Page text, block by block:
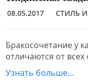
08.05.2017 СТИЛЬ
Бракосочетание у
отличаются от
Узнать больше…